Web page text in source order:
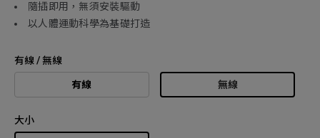
隨插即用，無須安裝驅動
以人體運動科學為基礎打造
有線 / 無線
有線 無線
大小